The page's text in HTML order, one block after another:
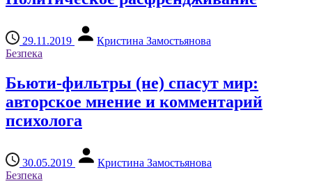
29.11.2019
Кристина Замостьянова
Безпека
Бьюти-фильтры (не) спасут мир:
авторское мнение и комментарий
психолога
30.05.2019
Кристина Замостьянова
Безпека